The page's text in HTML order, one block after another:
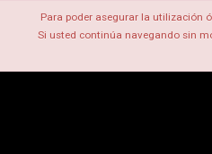
Para poder asegurar la utilización
Si usted continúa navegando sin